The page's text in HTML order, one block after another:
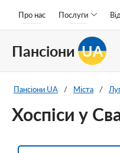
Про нас Послуги
Пансіони UA
Пансіони UA / Міста /
Хоспіси у